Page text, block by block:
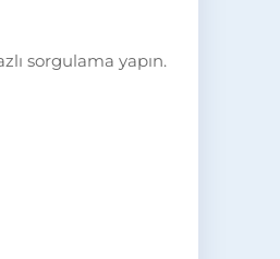
sorgulama yapın.